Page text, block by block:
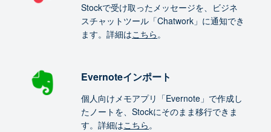
Stockで受け取ったメッセージを、ビジネ
スチャットツール「Chatwork」に通知でき
ます。詳細はこちら。
Evernoteインポート
個人向けメモアプリ「Evernote」で作成し
たノートを、Stockにそのまま移行できま
す。詳細はこちら。